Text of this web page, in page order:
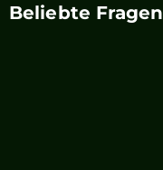
Beliebte Fragen